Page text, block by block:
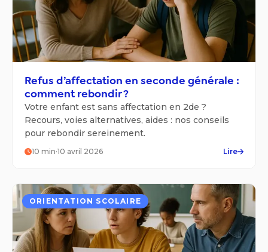
Refus d’affectation en seconde générale :
comment rebondir ?
Votre enfant est sans affectation en 2de ?
Recours, voies alternatives, aides : nos conseils
pour rebondir sereinement.
10 min·10 avril 2026 Lire
ORIENTATION SCOLAIRE